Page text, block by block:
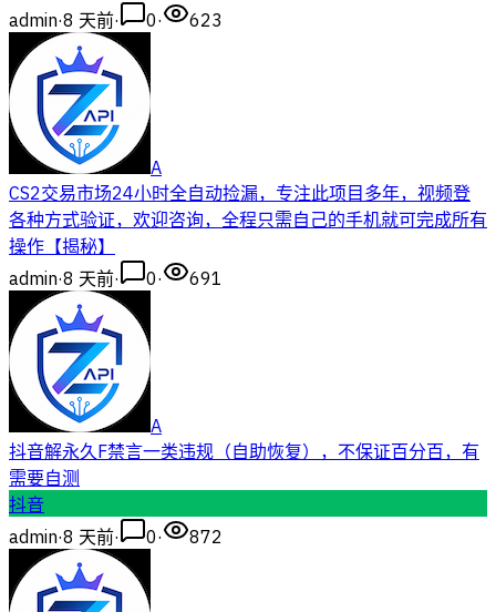
admin·8 天前· 0· 623
A
CS2交易市场24小时全自动捡漏，专注此项目多年，视频登
各种方式验证，欢迎咨询，全程只需自己的手机就可完成所有
操作【揭秘】
admin·8 天前· 0· 691
A
抖音解永久F禁言一类违规（自助恢复），不保证百分百，有
需要自测
抖音
admin·8 天前· 0· 872